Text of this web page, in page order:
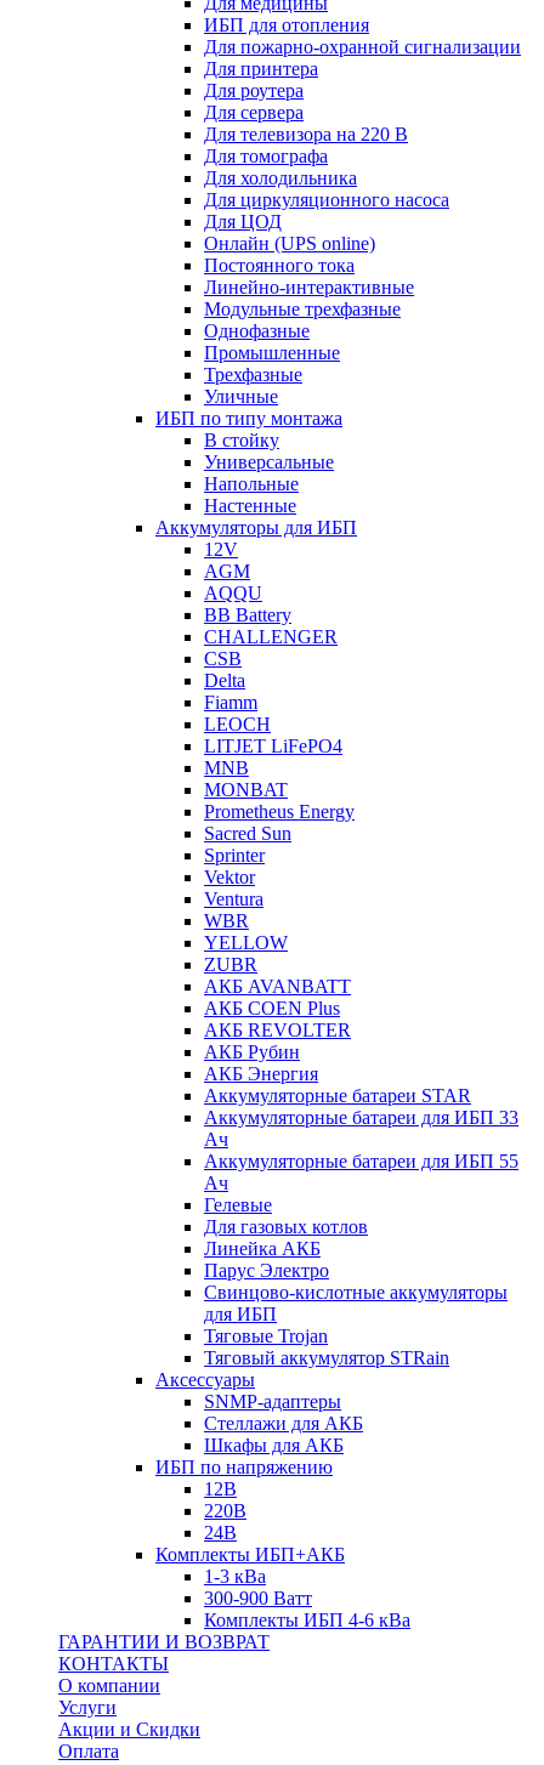
ИБП для отопления
Для пожарно-охранной сигнализации
Для принтера
Для роутера
Для сервера
Для телевизора на 220 В
Для томографа
Для холодильника
Для циркуляционного насоса
Для ЦОД
Онлайн (UPS online)
Постоянного тока
Линейно-интерактивные
Модульные трехфазные
Однофазные
Промышленные
Трехфазные
Уличные
ИБП по типу монтажа
В стойку
Универсальные
Напольные
Настенные
Аккумуляторы для ИБП
12V
AGM
AQQU
BB Battery
CHALLENGER
CSB
Delta
Fiamm
LEOCH
LITJET LiFePO4
MNB
MONBAT
Prometheus Energy
Sacred Sun
Sprinter
Vektor
Ventura
WBR
YELLOW
ZUBR
АКБ AVANBATT
АКБ COEN Plus
АКБ REVOLTER
АКБ Рубин
АКБ Энергия
Аккумуляторные батареи STAR
Аккумуляторные батареи для ИБП 33
Ач
Аккумуляторные батареи для ИБП 55
Ач
Гелевые
Для газовых котлов
Линейка АКБ
Парус Электро
Свинцово-кислотные аккумуляторы
для ИБП
Тяговые Trojan
Тяговый аккумулятор STRain
Аксессуары
SNMP-адаптеры
Стеллажи для АКБ
Шкафы для АКБ
ИБП по напряжению
12В
220В
24В
Комплекты ИБП+АКБ
1-3 кВа
300-900 Ватт
Комплекты ИБП 4-6 кВа
ГАРАНТИИ И ВОЗВРАТ
КОНТАКТЫ
О компании
Услуги
Акции и Скидки
Оплата